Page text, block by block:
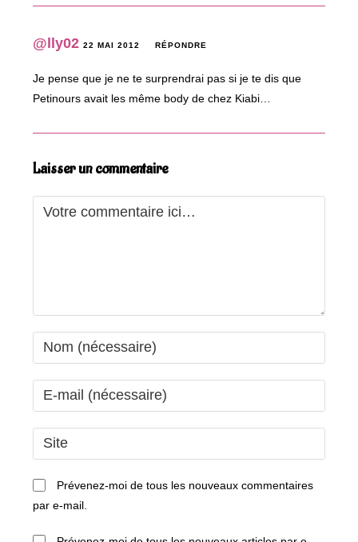
@lly02 22 MAI 2012 RÉPONDRE
Je pense que je ne te surprendrai pas si je te dis que
Petinours avait les même body de chez Kiabi…
Laisser un commentaire
Comment
Enter
your
name
comment
Enter
your
email
address
comment
Saisir
l’URL
de
(facultatif)
Prévenez-moi de tous les nouveaux commentaires
par e-mail.